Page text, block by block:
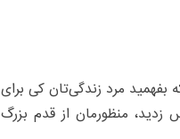
بفهمید مرد زندگی‌تان کی برای
منظورمان از قدم بزرگ